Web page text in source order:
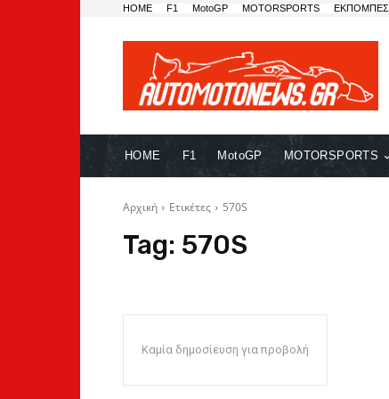
HOME F1 MotoGP MOTORSPORTS ΕΚΠΟΜΠΕΣ
HOME F1 MotoGP MOTORSPORTS
Αρχική Ετικέτες 570S
Tag: 570S
Καμία δημοσίευση για προβολή